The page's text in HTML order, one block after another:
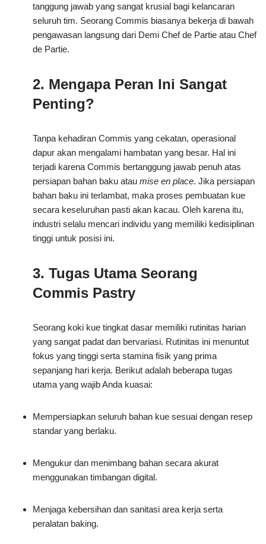
tanggung jawab yang sangat krusial bagi kelancaran
seluruh tim. Seorang Commis biasanya bekerja di bawah
pengawasan langsung dari Demi Chef de Partie atau Chef
de Partie.
2. Mengapa Peran Ini Sangat
Penting?
Tanpa kehadiran Commis yang cekatan, operasional
dapur akan mengalami hambatan yang besar. Hal ini
terjadi karena Commis bertanggung jawab penuh atas
persiapan bahan baku atau mise en place. Jika persiapan
bahan baku ini terlambat, maka proses pembuatan kue
secara keseluruhan pasti akan kacau. Oleh karena itu,
industri selalu mencari individu yang memiliki kedisiplinan
tinggi untuk posisi ini.
3. Tugas Utama Seorang
Commis Pastry
Seorang koki kue tingkat dasar memiliki rutinitas harian
yang sangat padat dan bervariasi. Rutinitas ini menuntut
fokus yang tinggi serta stamina fisik yang prima
sepanjang hari kerja. Berikut adalah beberapa tugas
utama yang wajib Anda kuasai:
Mempersiapkan seluruh bahan kue sesuai dengan resep
standar yang berlaku.
Mengukur dan menimbang bahan secara akurat
menggunakan timbangan digital.
Menjaga kebersihan dan sanitasi area kerja serta
peralatan baking.